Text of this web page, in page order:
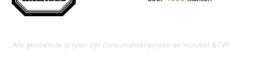
Alle genoemde prijzen zijn consumentenprijzen en inclusief BTW.